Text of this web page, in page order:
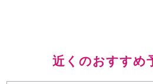
近くのおすすめ